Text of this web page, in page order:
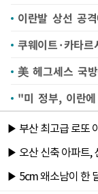
美 헤그세스 국
"미 정부, 이란